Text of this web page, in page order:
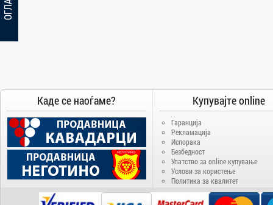
Apache
BenQ
Blackview
Bosch
Broadlink
Brother
Каде се наоѓаме? Купувајте online
Гаранција
Рекламација
Испорака
Безбедност
Упатство за online купување
Услови за користење
Политика за квалитет